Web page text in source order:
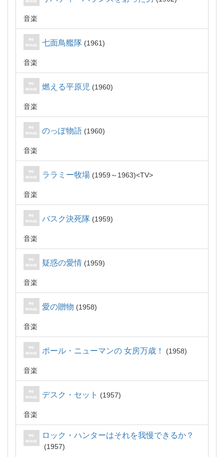
音楽
七面鳥艦隊 1961
音楽
燃える平原児 1960
音楽
のっぽ物語 1960
音楽
ララミー牧場 1959～1963 TV
音楽
バスク決死隊 1959
音楽
疑惑の愛情 1959
音楽
愛の贈物 1958
音楽
ポール・ニューマンの 女房万歳！ 1958
音楽
デスク・セット 1957
音楽
ロック・ハンターはそれを我慢できるか？
1957